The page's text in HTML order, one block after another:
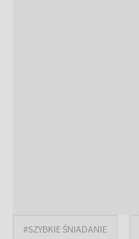
#SZYBKIE ŚNIADANIE